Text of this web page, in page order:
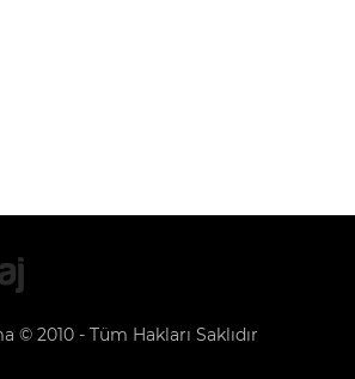
© 2010 - Tüm Hakları Saklıdır